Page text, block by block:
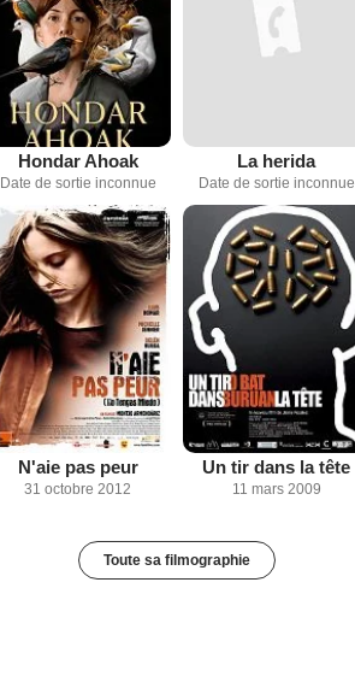
Hondar Ahoak
Date de sortie inconnue
La herida
Date de sortie inconnue
N'aie pas peur
31 octobre 2012
Un tir dans la tête
11 mars 2009
Toute sa filmographie